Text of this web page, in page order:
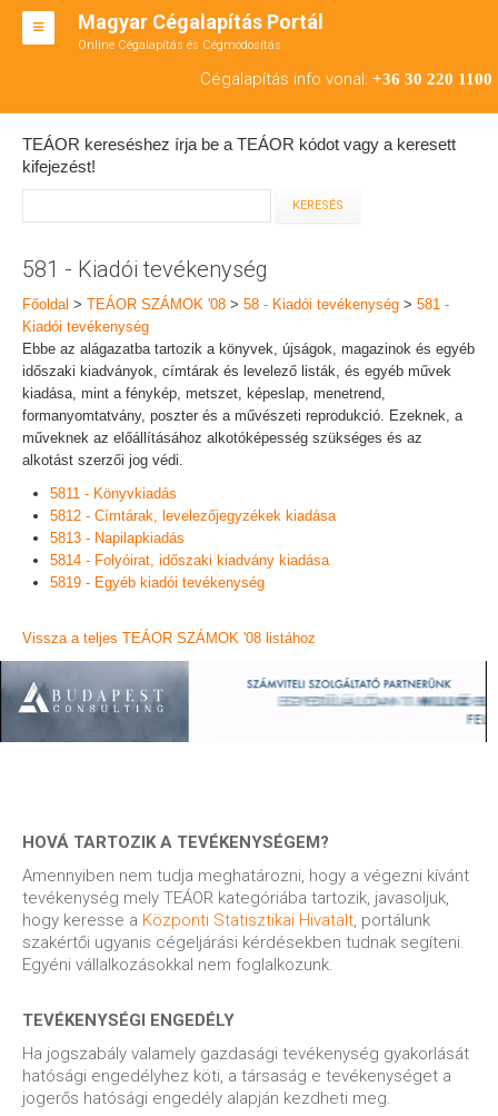
Magyar Cégalapítás Portál
Online Cégalapítás és Cégmódosítás
Cégalapítás info vonal: +36 30 220 1100
BT ALAPÍTÁS
RT ALAPÍTÁS
TEÁOR SZÁMOK '08
ENGEDÉLYKÖTELES
KAPCSOLAT
IRODÁK
TEÁOR kereséshez írja be a TEÁOR kódot vagy a keresett
kifejezést!
581 - Kiadói tevékenység
Főoldal > TEÁOR SZÁMOK '08 > 58 - Kiadói tevékenység > 581 -
Kiadói tevékenység
Ebbe az alágazatba tartozik a könyvek, újságok, magazinok és egyéb
időszaki kiadványok, címtárak és levelező listák, és egyéb művek
kiadása, mint a fénykép, metszet, képeslap, menetrend,
formanyomtatvány, poszter és a művészeti reprodukció. Ezeknek, a
műveknek az előállításához alkotóképesség szükséges és az
alkotást szerzői jog védi.
5811 - Könyvkiadás
5812 - Címtárak, levelezőjegyzékek kiadása
5813 - Napilapkiadás
5814 - Folyóirat, időszaki kiadvány kiadása
5819 - Egyéb kiadói tevékenység
Vissza a teljes TEÁOR SZÁMOK '08 listához
HOVÁ TARTOZIK A TEVÉKENYSÉGEM?
Amennyiben nem tudja meghatározni, hogy a végezni kívánt
tevékenység mely TEÁOR kategóriába tartozik, javasoljuk,
hogy keresse a Központi Statisztikai Hivatalt , portálunk
szakértői ugyanis cégeljárási kérdésekben tudnak segíteni.
Egyéni vállalkozásokkal nem foglalkozunk.
TEVÉKENYSÉGI ENGEDÉLY
Ha jogszabály valamely gazdasági tevékenység gyakorlását
hatósági engedélyhez köti, a társaság e tevékenységet a
jogerős hatósági engedély alapján kezdheti meg.